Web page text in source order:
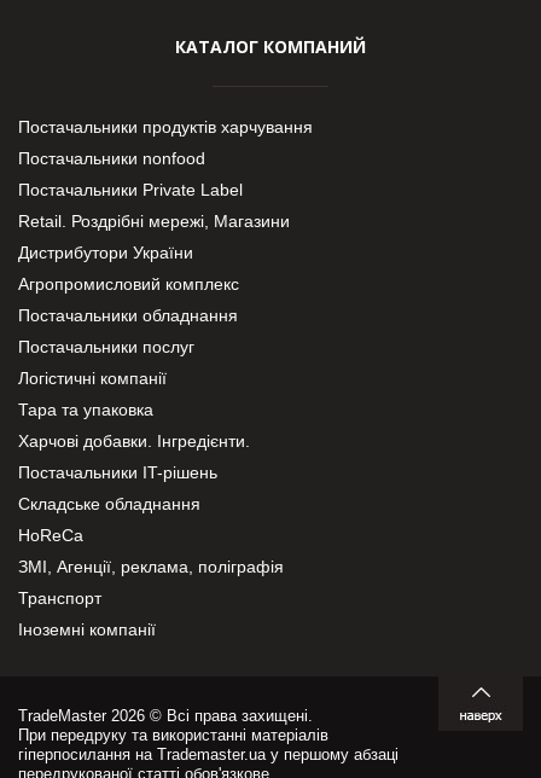
КАТАЛОГ КОМПАНИЙ
Постачальники продуктів харчування
Постачальники nonfood
Постачальники Private Label
Retail. Роздрібні мережі, Магазини
Дистрибутори України
Агропромисловий комплекс
Постачальники обладнання
Постачальники послуг
Логістичні компанії
Тара та упаковка
Харчові добавки. Інгредієнти.
Постачальники IT-рішень
Складське обладнання
HoReCa
ЗМІ, Агенції, реклама, поліграфія
Транспорт
Іноземні компанії
TradeMaster 2026 © Всі права захищені.
При передруку та використанні матеріалів
гіперпосилання на Trademaster.ua у першому абзаці
передрукованої статті обов'язкове.